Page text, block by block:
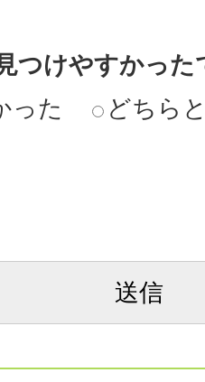
つけやすかった
った
どちら